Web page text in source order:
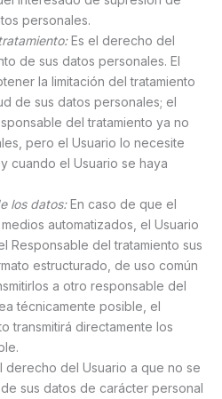
personales.
Es el derecho del
de sus datos personales. El
la limitación del tratamiento
de sus datos personales; el
del tratamiento ya no
pero el Usuario lo necesite
cuando el Usuario se haya
los datos:En caso de que el
automatizados, el Usuario
Responsable del tratamiento sus
estructurado, de uso común
a otro responsable del
técnicamente posible, el
transmitirá directamente los
derecho del Usuario a que no se
sus datos de carácter personal